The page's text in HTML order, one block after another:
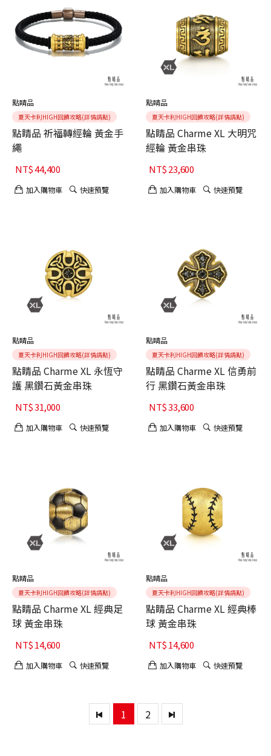
點睛品
夏天卡利HIGH回饋攻略(詳情請點)
點睛品 祈福轉經輪 黃金手
繩
NT$44,400
加入購物車 快速預覽
點睛品
夏天卡利HIGH回饋攻略(詳情請點)
點睛品 Charme XL 大明咒
經輪 黃金串珠
NT$23,600
加入購物車 快速預覽
點睛品
夏天卡利HIGH回饋攻略(詳情請點)
點睛品 Charme XL 永恆守
護 黑鑽石黃金串珠
NT$31,000
加入購物車 快速預覽
點睛品
夏天卡利HIGH回饋攻略(詳情請點)
點睛品 Charme XL 信勇前
行 黑鑽石黃金串珠
NT$33,600
加入購物車 快速預覽
點睛品
夏天卡利HIGH回饋攻略(詳情請點)
點睛品 Charme XL 經典足
球 黃金串珠
NT$14,600
加入購物車 快速預覽
點睛品
夏天卡利HIGH回饋攻略(詳情請點)
點睛品 Charme XL 經典棒
球 黃金串珠
NT$14,600
加入購物車 快速預覽
1 2